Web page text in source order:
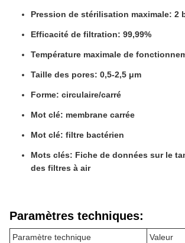
Pression de stérilisation maximale: 2
Efficacité de filtration: 99,99%
Température maximale de
Taille des pores: 0,5-2,5 μm
Forme: circulaire/carré
Mot clé: membrane carrée
Mot clé: filtre bactérien
Mots clés: Fiche de données sur le
des filtres à air
Paramètres techniques:
Paramètre technique
Valeur